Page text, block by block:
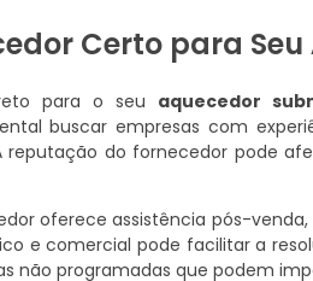
Certo para Seu
para o seu aquecedor
buscar empresas com
reputação do fornecedor pode
oferece assistência pós-
e comercial pode facilitar a
não programadas que podem